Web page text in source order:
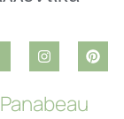
Panabeau